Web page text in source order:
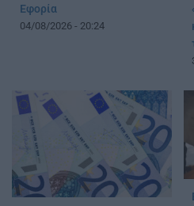
Εφορία
04/08/2026 - 20:24